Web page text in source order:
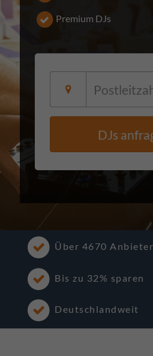
Premium DJs
DJs
Über 4670 Anbieter
Bis zu 32% sparen
Deutschlandweit